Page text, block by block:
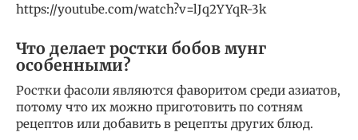
https://youtube.com/watch?v=lJq2YYqR-3k
Что делает ростки бобов мунг
особенными?
Ростки фасоли являются фаворитом среди азиатов,
потому что их можно приготовить по сотням
рецептов или добавить в рецепты других блюд.